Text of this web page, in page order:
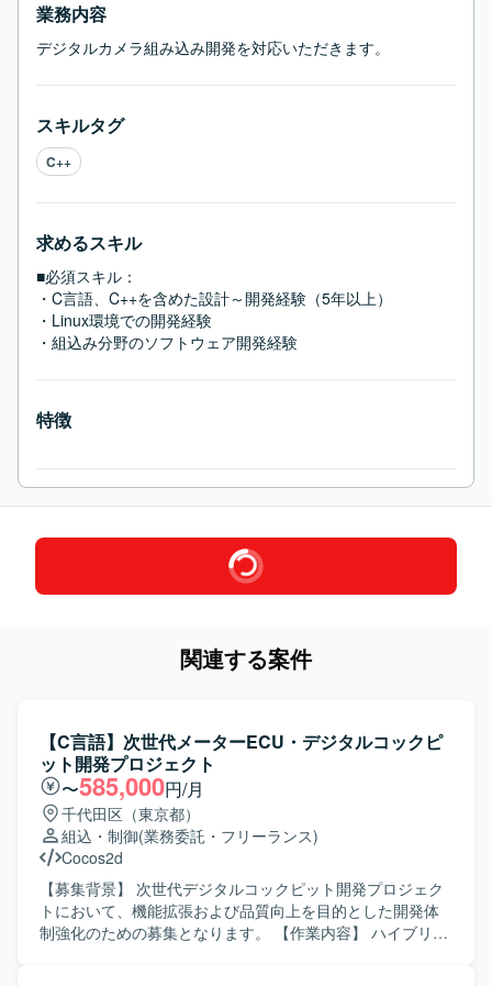
業務内容
デジタルカメラ組み込み開発を対応いただきます。
スキルタグ
C++
求めるスキル
■必須スキル：
・C言語、C++を含めた設計～開発経験（5年以上）
・Linux環境での開発経験
・組込み分野のソフトウェア開発経験
特徴
関連する案件
【C言語】次世代メーターECU・デジタルコックピ
ット開発プロジェクト
〜585,000円/月
千代田区（東京都）
組込・制御(業務委託・フリーランス)
Cocos2d
【募集背景】 次世代デジタルコックピット開発プロジェク
トにおいて、機能拡張および品質向上を目的とした開発体
制強化のための募集となります。 【作業内容】 ハイブリッ